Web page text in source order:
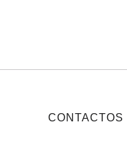
CONTACTOS